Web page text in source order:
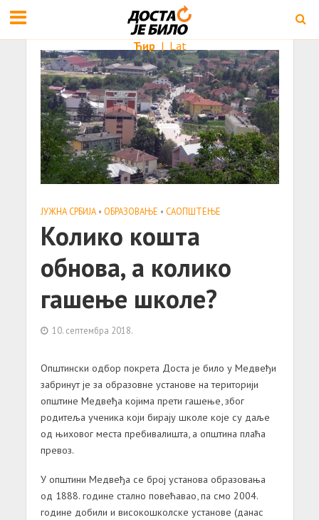
Ћир | Lat
ЈУЖНА СРБИЈА • ОБРАЗОВАЊЕ • САОПШТЕЊE
Колико кошта
обнова, а колико
гашење школе?
10. септембра 2018.
Општински одбор покрета Доста је било у Медвеђи
забринут је за образовне установе на територији
општине Медвеђа којима прети гашење, због
родитеља ученика који бирају школе које су даље
од њиховог места пребивалишта, а општина плаћа
превоз.
У општини Медвеђа се број установа образовања
од 1888. године стално повећавао, па смо 2004.
године добили и високошколске установе (данас